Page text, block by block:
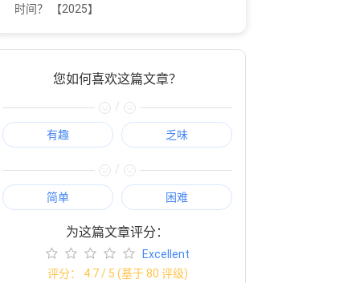
时间？ 【2025】
您如何喜欢这篇文章？
/
有趣 乏味
/
简单 困难
为这篇文章评分：
Excellent
评分： 4.7/ 5 (基于80 评级)